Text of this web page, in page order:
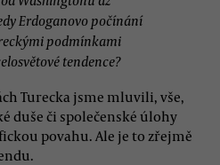
Erdoganovo počínání
podmínkami
tendence?
Turecka jsme mluvili, vše,
duše či společenské úlohy
povahu. Ale je to zřejmě